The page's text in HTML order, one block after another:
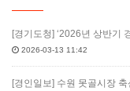
[경기도청] ‘2026년 상반기
2026-03-13 11:42
[경인일보] 수원 못골시장